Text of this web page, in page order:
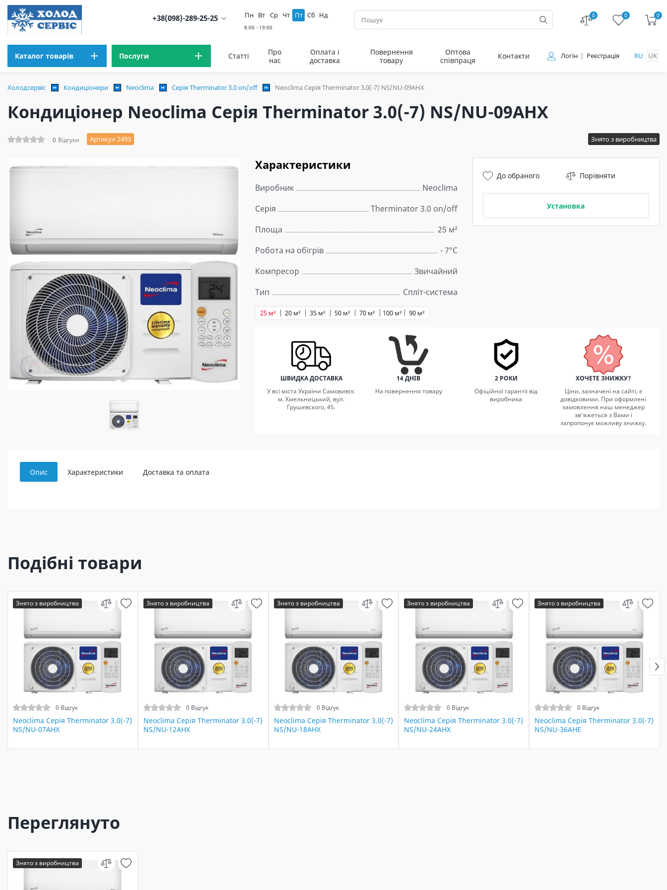
+38(098)-289-25-25 Пн Вт Ср Чт Пт Сб Нд 0 0 0
Каталог товарів Послуги Статті
Про
нас
Оплата і
доставка
Повернення
товару
Оптова
співпраця
Контакти Логін Реєстрація RU UK
Холодсервіс Кондиціонери Neoclima Серія Therminator 3.0 on/off Neoclima Серія Therminator 3.0(-7) NS/NU-09AHX
Кондиціонер Neoclima Серія Therminator 3.0(-7) NS/NU-09AHX
0 Відгуки Артикул 2493 Знято з виробництва
Характеристики
Виробник
Neoclima
Серія
Therminator 3.0 on/off
Площа
25 м²
Робота на обігрів
- 7°C
Компресор
Звичайний
Тип
Спліт-система
20 м²
25 м² 35 м² 50 м² 70 м² 100 м² 90 м²
До обраного Порівняти
Установка
ШВИДКА ДОСТАВКА
У всі міста України Самовивіз:
м. Хмельницький, вул.
Грушевского, 45.
14 ДНІВ
На повернення товару
2 РОКИ
Офіційної гарантії від
виробника
ХОЧЕТЕ ЗНИЖКУ?
Ціни, зазначені на сайті, є
довідковими. При оформлені
замовлення наш менеджер
зв'яжеться з Вами і
запропонує можливу знижку.
Опис Характеристики Доставка та оплата
Подібні товари
Знято з виробництва
0 Відгук
Neoclima Серія Therminator 3.0(-7)
NS/NU-07AHX
Знято з виробництва
0 Відгук
Neoclima Серія Therminator 3.0(-7)
NS/NU-12AHX
Знято з виробництва
0 Відгук
Neoclima Серія Therminator 3.0(-7)
NS/NU-18AHX
Знято з виробництва
0 Відгук
Neoclima Серія Therminator 3.0(-7)
NS/NU-24AHX
Знято з виробництва
0 Відгук
Neoclima Серія Therminator 3.0(-7)
NS/NU-36AHE
Переглянуто
Знято з виробництва